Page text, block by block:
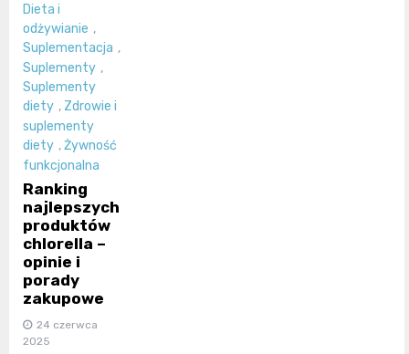
Dieta i
odżywianie ,
Suplementacja ,
Suplementy ,
Suplementy
diety , Zdrowie i
suplementy
diety ,Żywność
funkcjonalna
Ranking
najlepszych
produktów
chlorella –
opinie i
porady
zakupowe
24 czerwca
2025